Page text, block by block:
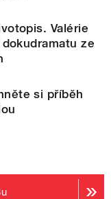
Valérie
ze
si příběh